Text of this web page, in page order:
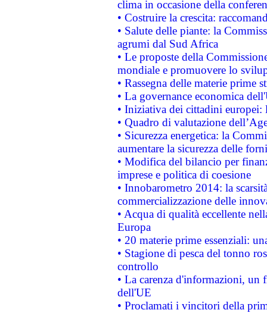
clima in occasione della
• Costruire la crescita:
• Salute delle piante: la
agrumi dal Sud Africa
• Le proposte della
mondiale e promuovere lo
• Rassegna delle materie prime
• La governance economica
• Iniziativa dei cittadini
• Quadro di valutazione
• Sicurezza energetica: la
aumentare la sicurezza delle
• Modifica del bilancio per
imprese e politica di coesione
• Innobarometro 2014: la
commercializzazione delle
• Acqua di qualità eccellente
Europa
• 20 materie prime essenziali:
• Stagione di pesca del tonno
controllo
• La carenza d'informazioni, un
dell'UE
• Proclamati i vincitori della